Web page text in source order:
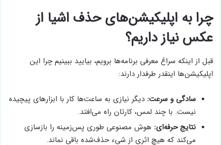
چرا به اپلیکیشن‌های حذف اشیا از
عکس نیاز داریم؟
قبل از اینکه سراغ معرفی برنامه‌ها برویم، بیایید ببینیم چرا این
اپلیکیشن‌ها اینقدر طرفدار دارند:
سادگی و سرعت: دیگر نیازی به ساعت‌ها کار با ابزارهای پیچیده
نیست. با چند لمس، کارتان راه می‌افتد.
نتایج حرفه‌ای: هوش مصنوعی طوری پس‌زمینه را بازسازی
می‌کند که هیچ اثری از شیء حذف‌شده باقی نماند.